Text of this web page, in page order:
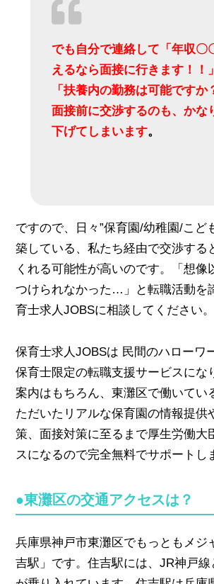
でも自分で連絡して「年収〇
えるなら面接に行きます！！
「扶養内の勤務は可能ですか
面接前に交渉するのも、かな
下げてしまいます。
ですので、日々”保育園/幼稚園/こど
築している、私たち経由で交渉する
くれる可能性が高いのです。「想像
つけられなかった…」と転職活動を
育士求人JOBSに相談してください。
保育士求人JOBSは 民間のハローワ
保育士限定の転職支援サービスにな
案内はもちろん、東灘区で働いてい
ただいたリアルな保育園の情報提供
策、面接対策に至るまで厚生労働大
スになるので完全無料でサポートし
●東灘区の交通アクセスは？
兵庫県神戸市東灘区でもっともメジ
吉駅」です。住吉駅には、JR神戸